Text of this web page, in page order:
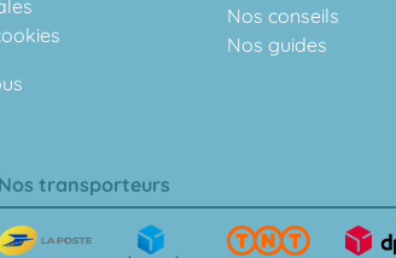
Nos conseils
Nos guides
Nos transporteurs